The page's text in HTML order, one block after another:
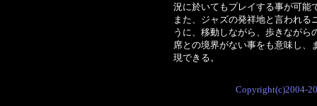
況に於いてもプレイする事が可能
また、ジャズの発祥地と言われ
うに、移動しながら、歩きなが
席との境界がない事をも意味し、
現できる。
Copyright(c)2004-